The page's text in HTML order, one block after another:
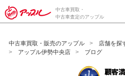
/*ABテスト_新規査定フォームの為
中古車買取・
中古車査定のアップル
中古車買取・販売のアップル 店舗を探
アップル伊勢中央店
ブログ